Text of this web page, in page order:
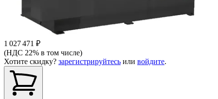
1 027 471 ₽
(НДС 22% в том числе)
Хотите скидку? зарегистрируйтесь или войдите.